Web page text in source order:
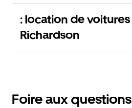
: location de voitures
Richardson
Foire aux questions